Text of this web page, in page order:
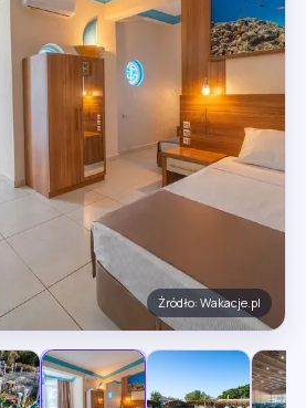
Źródło: Wakacje.pl